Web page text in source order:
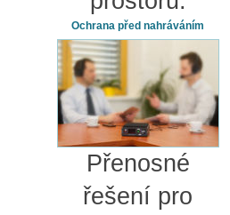
Ochrana před nahráváním
Přenosné
řešení pro